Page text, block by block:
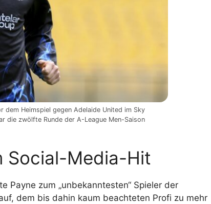
dem Heimspiel gegen Adelaide United im Sky
die zwölfte Runde der A-League Men-Saison
Social-Media-Hit
Payne zum „unbekanntesten“ Spieler der
dem bis dahin kaum beachteten Profi zu mehr